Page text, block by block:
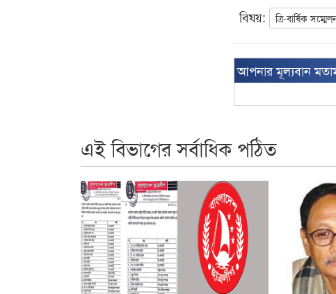
বিষয়: ত্রি-বার্ষিক
আপনার মূল্যবান
এই বিভাগের সর্বাধিক পঠিত